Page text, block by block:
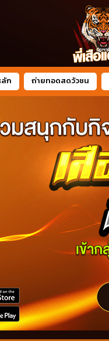
ก ถ่ายทอดสดวัวชน